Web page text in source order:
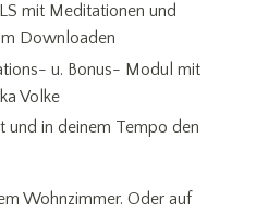
mit Meditationen und
Downloaden
u. Bonus- Modul mit
Volke
und in deinem Tempo den
Wohnzimmer. Oder auf